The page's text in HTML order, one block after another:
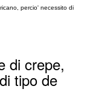
percio' necessito di
di crepe,
tipo de